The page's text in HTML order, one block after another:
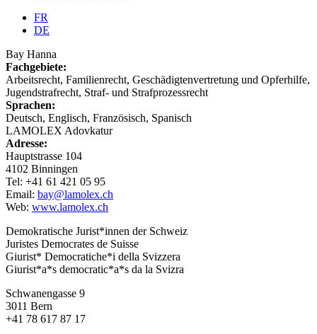
FR
DE
Bay Hanna
Fachgebiete:
Arbeitsrecht, Familienrecht, Geschädigtenvertretung und Opferhilfe,
Jugendstrafrecht, Straf- und Strafprozessrecht
Sprachen:
Deutsch, Englisch, Französisch, Spanisch
LAMOLEX Adovkatur
Adresse:
Hauptstrasse 104
4102 Binningen
Tel: +41 61 421 05 95
Email: bay@lamolex.ch
Web: www.lamolex.ch
Demokratische Jurist*innen der Schweiz
Juristes Democrates de Suisse
Giurist* Democratiche*i della Svizzera
Giurist*a*s democratic*a*s da la Svizra
Schwanengasse 9
3011 Bern
+41 78 617 87 17